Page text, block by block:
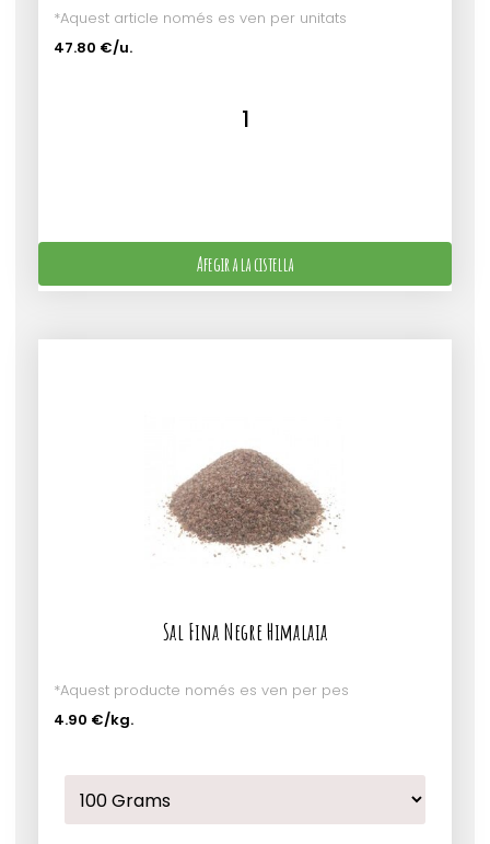
*Aquest article només es ven per unitats
47.80 €/u.
Afegir a la cistella
Sal Fina Negre Himalaia
*Aquest producte només es ven per pes
4.90 €/kg.